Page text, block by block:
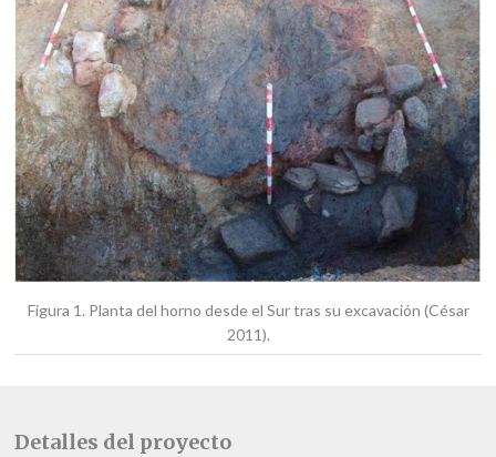
Figura 1. Planta del horno desde el Sur tras su excavación (César
2011).
Detalles del proyecto